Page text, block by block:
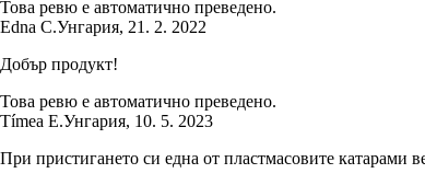
Това ревю е автоматично преведено.
Edna C.Унгария, 21. 2. 2022
Добър продукт!
Това ревю е автоматично преведено.
Tímea E.Унгария, 10. 5. 2023
При пристигането си една от пластмасовите катарами